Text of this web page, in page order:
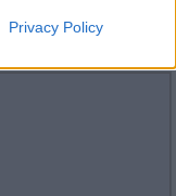
Privacy Policy